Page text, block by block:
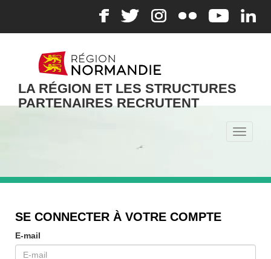
LA RÉGION ET LES STRUCTURES
PARTENAIRES RECRUTENT
Toggle
SE CONNECTER À VOTRE COMPTE
E-mail